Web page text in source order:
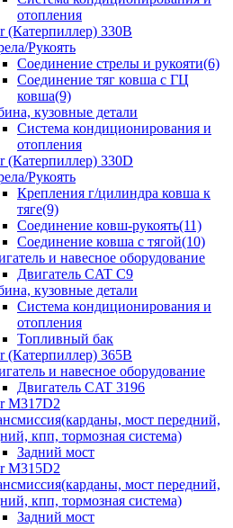
отопления
(Катерпиллер) 330B
Рукоять
Соединение стрелы и рукояти(6)
Соединение тяг ковша с ГЦ
ковша(9)
кузовные детали
Система кондиционирования и
отопления
(Катерпиллер) 330D
Рукоять
Крепления г/цилиндра ковша к
тяге(9)
Соединение ковш-рукоять(11)
Соединение ковша с тягой(10)
и навесное оборудование
Двигатель CAT C9
кузовные детали
Система кондиционирования и
отопления
Топливный бак
(Катерпиллер) 365B
и навесное оборудование
Двигатель CAT 3196
M317D2
мост передний,
кпп, тормозная система)
Задний мост
M315D2
мост передний,
кпп, тормозная система)
Задний мост